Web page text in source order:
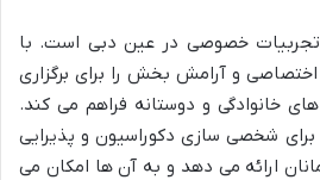
تجربیات خصوصی در عین دبی است. با
نفر، فضای اختصاصی و آرامش بخش را برای برگزاری
خانوادگی و دوستانه فراهم می کند.
برای شخصی سازی دکوراسیون و پذیرایی
ارائه می دهد و به آن ها امکان می